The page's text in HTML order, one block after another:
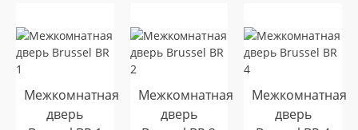
Межкомнатная
дверь
Межкомнатная
дверь
Межкомнатная
дверь